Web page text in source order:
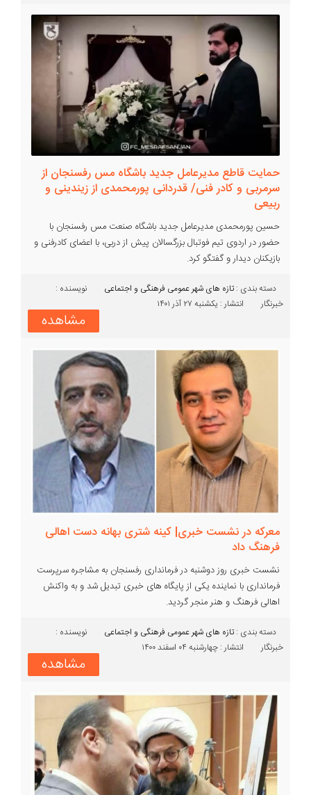
حمایت قاطع مدیرعامل جدید باشگاه مس رفسنجان از
سرمربی و کادر فنی/ قدردانی پورمحمدی از زیندینی و
ربیعی
حسین پورمحمدی مدیرعامل جدید باشگاه صنعت مس رفسنجان با
حضور در اردوی تیم فوتبال بزرگسالان پیش از دربی، با اعضای کادرفنی و
بازیکنان دیدار و گفتگو کرد.
دسته بندی :‌تازه های شهر عمومی فرهنگی و اجتماعی
نویسنده :
خبرنگار
انتشار : یکشنبه ۲۷ آذر ۱۴۰۱
مشاهده
معرکه در نشست خبری| کینه شتری بهانه دست اهالی
فرهنگ داد
نشست خبری روز دوشنبه در فرمانداری رفسنجان به مشاجره سرپرست
فرمانداری با نماینده یکی از پایگاه های خبری تبدیل شد و به واکنش
اهالی فرهنگ و هنر منجر گردید.
دسته بندی :‌تازه های شهر عمومی فرهنگی و اجتماعی
نویسنده :
خبرنگار
انتشار : چهارشنبه ۰۴ اسفند ۱۴۰۰
مشاهده